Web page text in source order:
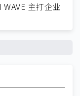
主打企业